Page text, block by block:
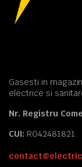
Gasesti in
electrice si
Nr. Registru
CUI: RO42481821.